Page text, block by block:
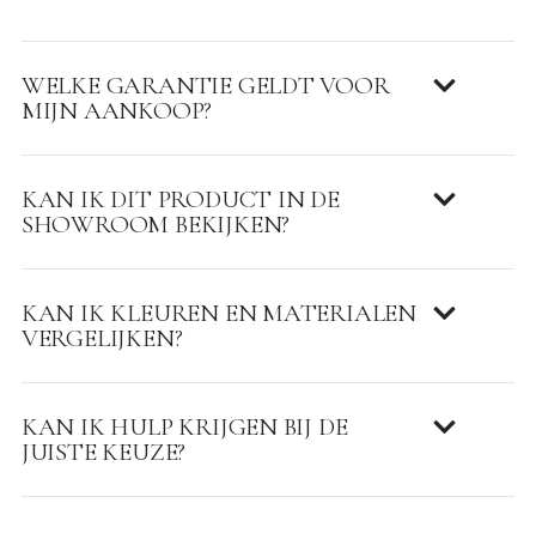
WELKE GARANTIE GELDT VOOR
MIJN AANKOOP?
KAN IK DIT PRODUCT IN DE
SHOWROOM BEKIJKEN?
KAN IK KLEUREN EN MATERIALEN
VERGELIJKEN?
KAN IK HULP KRIJGEN BIJ DE
JUISTE KEUZE?